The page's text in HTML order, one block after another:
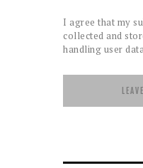
I agree that my
collected and
handling user